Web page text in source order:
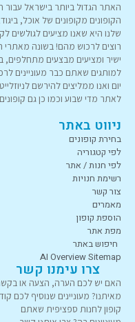
האתר הגדול ביותר בישראל עבור
הקופונים מקופונים של אוכל,
שלנו היא שאנו מציעים
רוצים לרכוש מהם! בשונה מאתרי
ישיר ומציעים מבצעים
למותגים שאתם כבר מעוניינים
יום ואנו ממליצים להירשם
לאתר מדי שבוע וכמו כן גם
ניווט באתר
בחירת קופונים
לפי קטגוריה
לפי חנות / אתר
רשימת חנויות
צור קשר
מאמרים
הוספת קופון
מפת אתר
חיפוש באתר
AI Overview Sitemap
צרו עימנו קשר
האם יש לכם הערה, הצעה או
מאיתנו? מעוניינים שנוסיף לכם קוד
קופון לחנות ספציפית שאתם